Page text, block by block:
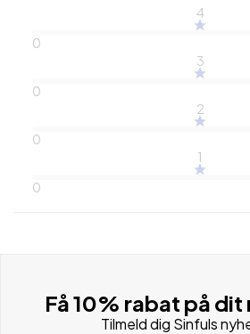
4
0
3
0
2
0
1
0
Få 10% rabat på
Tilmeld dig Sinfuls